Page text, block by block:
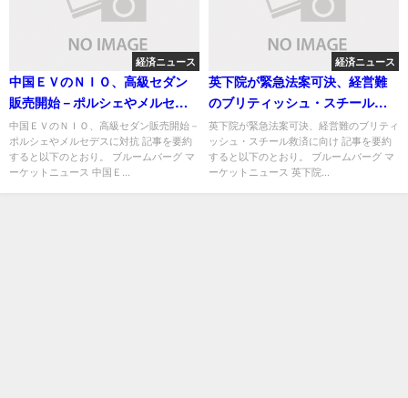
経済ニュース
中国ＥＶのＮＩＯ、高級セダン
販売開始－ポルシェやメルセデ
スに対抗
中国ＥＶのＮＩＯ、高級セダン販売開始－
ポルシェやメルセデスに対抗 記事を要約
すると以下のとおり。 ブルームバーグ マ
ーケットニュース 中国Ｅ...
経済ニュース
英下院が緊急法案可決、経営難
のブリティッシュ・スチール救
済に向け
英下院が緊急法案可決、経営難のブリティ
ッシュ・スチール救済に向け 記事を要約
すると以下のとおり。 ブルームバーグ マ
ーケットニュース 英下院...